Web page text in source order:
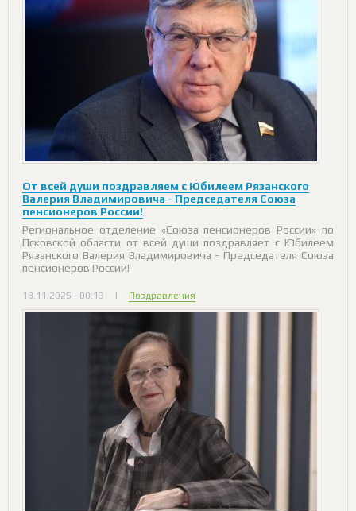
От всей души поздравляем с Юбилеем Рязанского
Валерия Владимировича - Председателя Союза
пенсионеров России!
Региональное отделение «Союза пенсионеров России» по
Псковской области от всей души поздравляет с Юбилеем
Рязанского Валерия Владимировича - Председателя Союза
пенсионеров России!
18.11.2025 - 00:13 | Поздравления